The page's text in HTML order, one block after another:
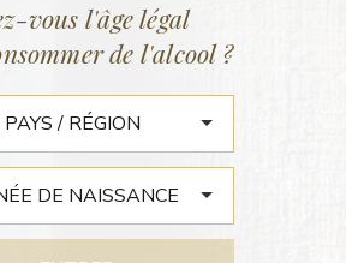
– 2003
PETITE CHAMPAGNE, LES BORDERIES,
1944, 50, 54, 58… 68, 71 ET 74…
vous l'âge légal
de l'alcool ?